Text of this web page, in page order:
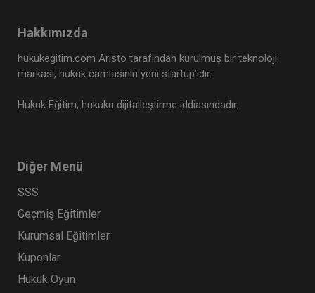
Kongresi - I. Oturum
Hakkımızda
hukukegitim.com Aristo tarafından kurulmuş bir teknoloji
markası, hukuk camiasının yeni startup’ıdır.
Hukuk Eğitim, hukuku dijitalleştirme iddiasındadır.
Diğer Menü
SSS
Geçmiş Eğitimler
Kurumsal Eğitimler
Kuponlar
Hukuk Oyun